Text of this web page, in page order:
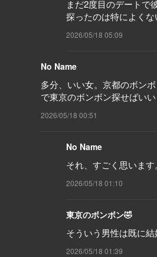
まだ2度目のデートで
探ったのは特によくな
2026/05/18 05:09
No Name
多分、いい女。京都のボン
で東京のボンボン探せばいい
2026/05/18 00:51
No Name
それ、すごく思います。
2026/05/18 01:10
東京のボンボン🤣
そういう男性は既に結
2026/05/18 01:39